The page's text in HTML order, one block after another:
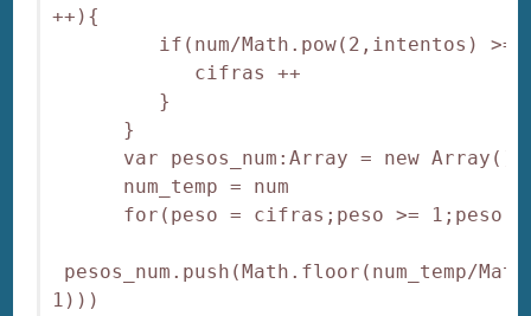
++){
if(num/Math.pow(2,intentos) >=
cifras ++
}
}
var pesos_num:Array = new Array()
num_temp = num
for(peso = cifras;peso >= 1;peso
pesos_num.push(Math.floor(num_temp/
1)))